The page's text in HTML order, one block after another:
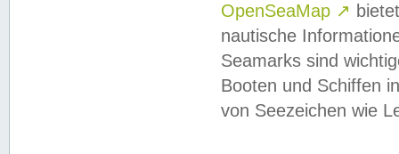
OpenSeaMap ↗
nautische
Seamarks sind
Booten und Schiffen
von Seezeichen wie